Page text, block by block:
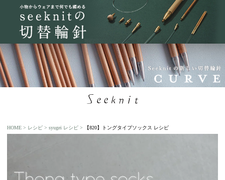
HOME レシピ syugei レシピ 【820】トングタイプソックス レシピ